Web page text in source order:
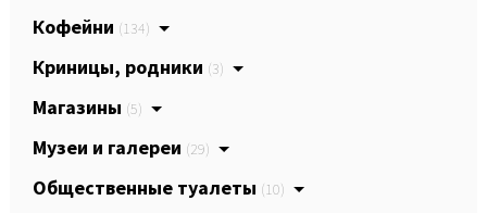
Кофейни (134)
Криницы, родники (3)
Магазины (5)
Музеи и галереи (29)
Общественные туалеты (10)